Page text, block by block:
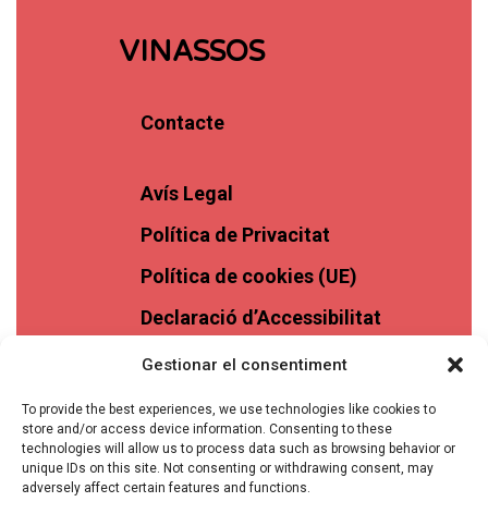
Gestionar el consentiment
To provide the best experiences, we use technologies like cookies to
store and/or access device information. Consenting to these
technologies will allow us to process data such as browsing behavior or
unique IDs on this site. Not consenting or withdrawing consent, may
adversely affect certain features and functions.
VINASSOS
Contacte
Avís Legal
Política de Privacitat
Política de cookies (UE)
Declaració d’Accessibilitat